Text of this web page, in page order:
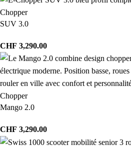
Chopper
SUV 3.0
CHF 3,290.00
Chopper
Mango 2.0
CHF 3,290.00